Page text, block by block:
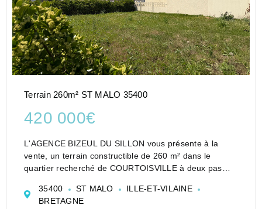
Terrain 260m² ST MALO 35400
420 000€
L'AGENCE BIZEUL DU SILLON vous présente à la
vente, un terrain constructible de 260 m² dans le
quartier recherché de COURTOISVILLE à deux pas
Il est vendu libre de constructeur, en angle de rue
permett...
35400 ST MALO
ILLE-ET-VILAINE
BRETAGNE